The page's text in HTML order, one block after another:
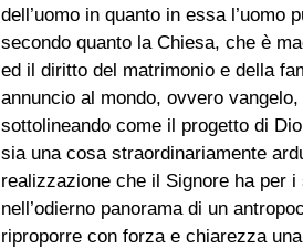
dell’uomo in quanto in essa
secondo quanto la Chiesa, che è
ed il diritto del matrimonio e della
annuncio al mondo, ovvero
sottolineando come il progetto di
sia una cosa straordinariamente
realizzazione che il Signore ha per
nell’odierno panorama di un
riproporre con forza e chiarezza